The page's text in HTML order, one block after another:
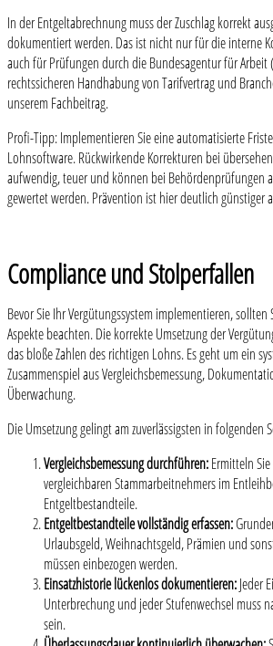
In der Entgeltabrechnung muss der Zuschlag korrekt
dokumentiert werden. Das ist nicht nur für die interne
auch für Prüfungen durch die Bundesagentur für Arbeit
rechtssicheren Handhabung von Tarifvertrag und
unserem Fachbeitrag.
Profi-Tipp: Implementieren Sie eine automatisierte
Lohnsoftware. Rückwirkende Korrekturen bei
aufwendig, teuer und können bei Behördenprüfungen
gewertet werden. Prävention ist hier deutlich günstiger
Compliance und Stolperfallen
Bevor Sie Ihr Vergütungssystem implementieren,
Aspekte beachten. Die korrekte Umsetzung der
das bloße Zahlen des richtigen Lohns. Es geht um ein
Zusammenspiel aus Vergleichsbemessung,
Überwachung.
Die Umsetzung gelingt am zuverlässigsten in folgenden
Vergleichsbemessung durchführen:Ermitteln
vergleichbaren Stammarbeitnehmers im
Entgeltbestandteile.
Entgeltbestandteile vollständig erfassen:
Urlaubsgeld, Weihnachtsgeld, Prämien und
müssen einbezogen werden.
Einsatzhistorie lückenlos dokumentieren:Jeder
Unterbrechung und jeder Stufenwechsel muss
sein.